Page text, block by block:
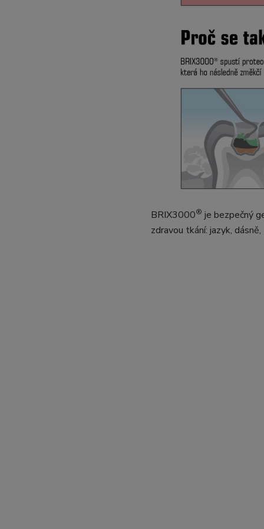
BRIX3000® je bezpečný
zdravou tkání: jazyk,